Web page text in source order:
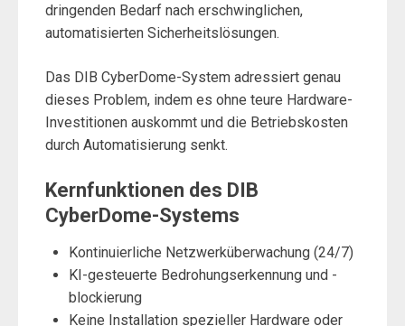
dringenden Bedarf nach erschwinglichen,
automatisierten Sicherheitslösungen.
Das DIB CyberDome-System adressiert genau
dieses Problem, indem es ohne teure Hardware-
Investitionen auskommt und die Betriebskosten
durch Automatisierung senkt.
Kernfunktionen des DIB
CyberDome-Systems
Kontinuierliche Netzwerküberwachung (24/7)
KI-gesteuerte Bedrohungserkennung und -
blockierung
Keine Installation spezieller Hardware oder